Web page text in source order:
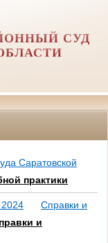
СУД
Саратовской
практики
Справки и
и